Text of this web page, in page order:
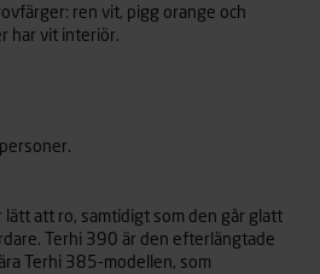
ren vit, pigg orange och
har vit interiör.
lätt att ro, samtidigt som den går glatt
Terhi 390 är den efterlängtade
Terhi 385-modellen, som